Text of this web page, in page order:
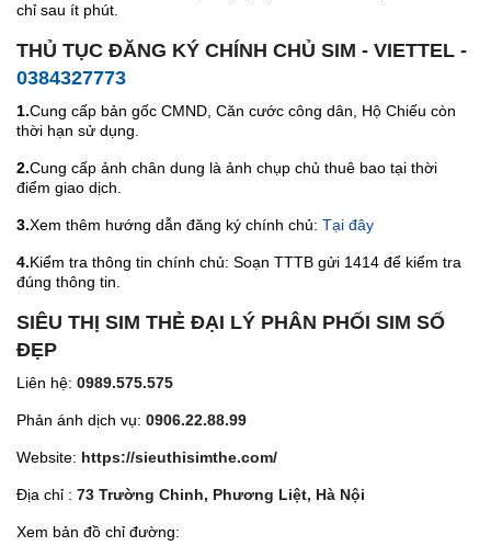
chỉ sau ít phút.
THỦ TỤC ĐĂNG KÝ CHÍNH CHỦ SIM - VIETTEL -
0384327773
1.Cung cấp bản gốc CMND, Căn cước công dân, Hộ Chiếu còn
thời hạn sử dụng.
2.Cung cấp ảnh chân dung là ảnh chụp chủ thuê bao tại thời
điểm giao dịch.
3.Xem thêm hướng dẫn đăng ký chính chủ: Tại đây
4.Kiểm tra thông tin chính chủ: Soạn TTTB gửi 1414 để kiểm tra
đúng thông tin.
SIÊU THỊ SIM THẺ ĐẠI LÝ PHÂN PHỐI SIM SỐ
ĐẸP
Liên hệ: 0989.575.575
Phản ánh dịch vụ: 0906.22.88.99
Website: https://sieuthisimthe.com/
Địa chỉ : 73 Trường Chinh, Phương Liệt, Hà Nội
Xem bản đồ chỉ đường: